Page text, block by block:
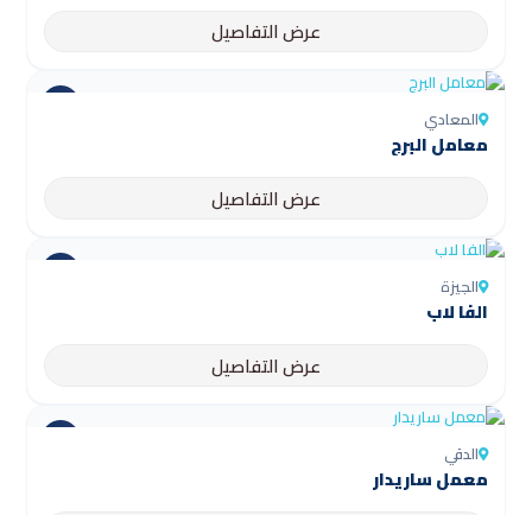
عرض التفاصيل
المعادي
معامل البرج
عرض التفاصيل
الجيزة
الفا لاب
عرض التفاصيل
الدقي
معمل ساريدار